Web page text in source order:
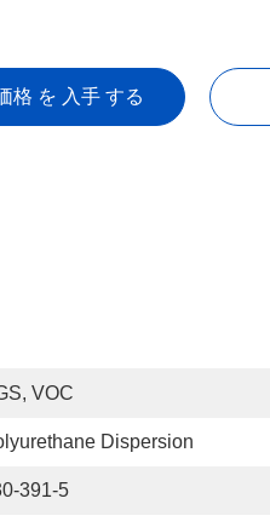
格 を 入手 する
VOC
Dispersion
391-5